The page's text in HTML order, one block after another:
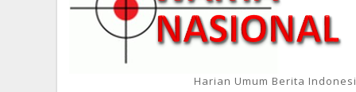
Harian Umum Berita